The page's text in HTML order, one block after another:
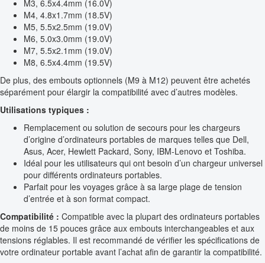
M3, 6.5x4.4mm (16.0V)
M4, 4.8x1.7mm (18.5V)
M5, 5.5x2.5mm (19.0V)
M6, 5.0x3.0mm (19.0V)
M7, 5.5x2.1mm (19.0V)
M8, 6.5x4.4mm (19.5V)
De plus, des embouts optionnels (M9 à M12) peuvent être achetés
séparément pour élargir la compatibilité avec d’autres modèles.
Utilisations typiques :
Remplacement ou solution de secours pour les chargeurs
d’origine d’ordinateurs portables de marques telles que Dell,
Asus, Acer, Hewlett Packard, Sony, IBM-Lenovo et Toshiba.
Idéal pour les utilisateurs qui ont besoin d’un chargeur universel
pour différents ordinateurs portables.
Parfait pour les voyages grâce à sa large plage de tension
d’entrée et à son format compact.
Compatibilité : Compatible avec la plupart des ordinateurs portables
de moins de 15 pouces grâce aux embouts interchangeables et aux
tensions réglables. Il est recommandé de vérifier les spécifications de
votre ordinateur portable avant l’achat afin de garantir la compatibilité.